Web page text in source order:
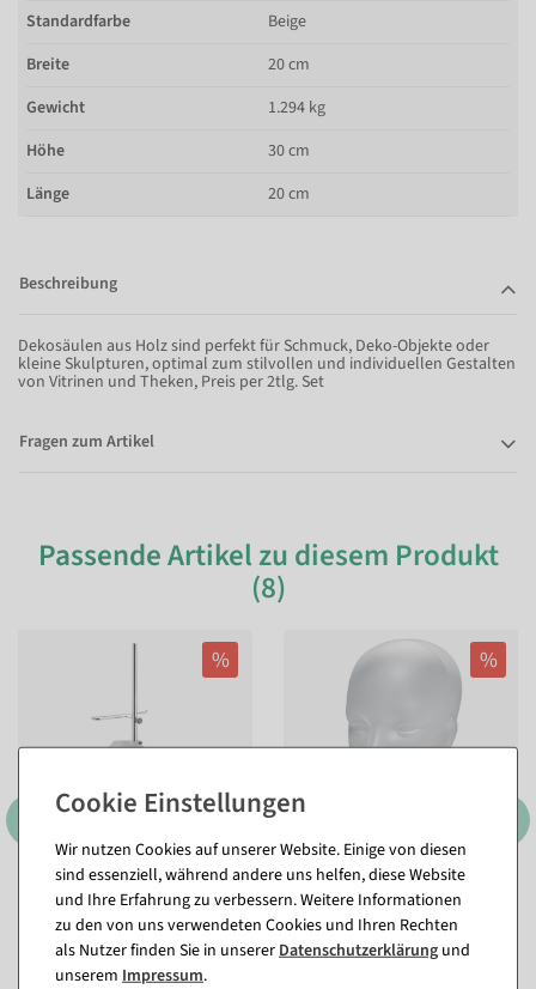
Standardfarbe
Beige
Breite
20 cm
Gewicht
1.294 kg
Höhe
30 cm
Länge
20 cm
Beschreibung
Dekosäulen aus Holz sind perfekt für Schmuck, Deko-Objekte oder
kleine Skulpturen, optimal zum stilvollen und individuellen Gestalten
von Vitrinen und Theken, Preis per 2tlg. Set
Fragen zum Artikel
Passende Artikel zu diesem Produkt
(8)
%
Chrome-Ständer für
Schneiderbüsten mit
Schuh-Präsenter 40 x 40 x
100 cm
Sofort versandfähig.
%
Dekokopf, Dame, gefrostet
Sofort versandfähig.
Wir nutzen Cookies auf unserer Website. Einige von diesen
sind essenziell, während andere uns helfen, diese Website
und Ihre Erfahrung zu verbessern. Weitere Informationen
zu den von uns verwendeten Cookies und Ihren Rechten
als Nutzer finden Sie in unsererDaten­schutz­erklärung und
unserem Impressum.